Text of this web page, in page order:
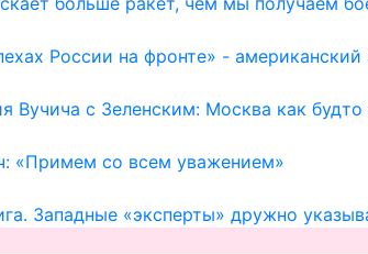
России на фронте» - американский
Вучича с Зеленским: Москва как
«Примем со всем уважением»
Западные «эксперты» дружно